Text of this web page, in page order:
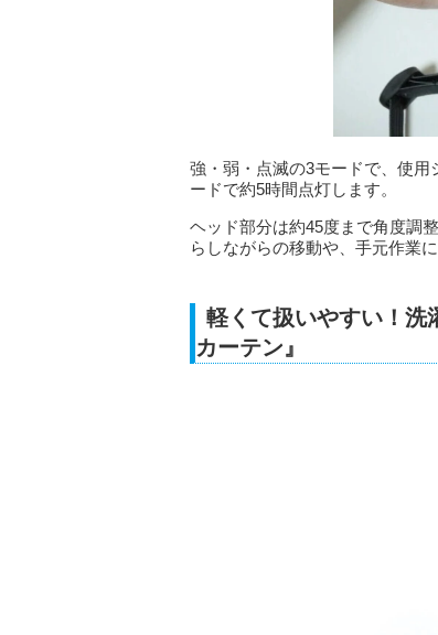
強・弱・点滅の3モードで、使
ードで約5時間点灯します。
ヘッド部分は約45度まで角度調
らしながらの移動や、手元作業に
軽くて扱いやすい！洗
カーテン』